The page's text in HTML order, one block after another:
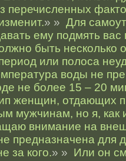
перечисленных
» » Для
ему подмять вас
быть несколько
или полоса
воды не
не более 15 – 20
женщин, отдающих
мужчинам, но я,
внимание на
предназначена для
за кого.» » Или он